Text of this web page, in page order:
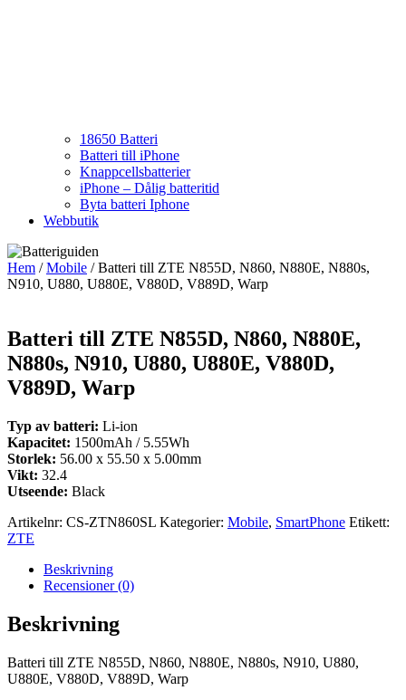
18650 Batteri
Batteri till iPhone
Knappcellsbatterier
iPhone – Dålig batteritid
Byta batteri Iphone
Webbutik
Hem /Mobile / Batteri till ZTE N855D, N860, N880E, N880s,
N910, U880, U880E, V880D, V889D, Warp
Batteri till ZTE N855D, N860, N880E,
N880s, N910, U880, U880E, V880D,
V889D, Warp
Typ av batteri: Li-ion
Kapacitet: 1500mAh / 5.55Wh
Storlek: 56.00 x 55.50 x 5.00mm
Vikt: 32.4
Utseende: Black
Artikelnr: CS-ZTN860SL Kategorier: Mobile, SmartPhone Etikett:
ZTE
Beskrivning
Recensioner (0)
Beskrivning
Batteri till ZTE N855D, N860, N880E, N880s, N910, U880,
U880E, V880D, V889D, Warp